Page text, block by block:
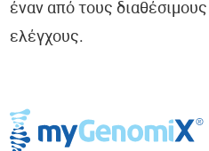
έναν από τους
ελέγχους.